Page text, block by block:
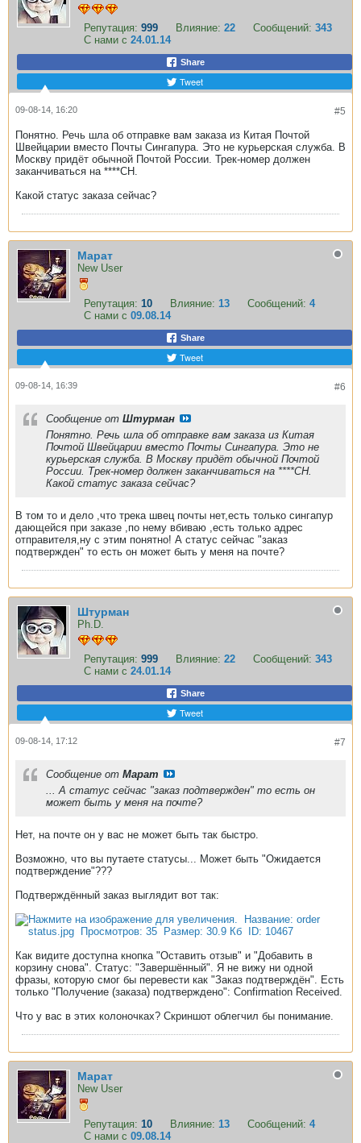
Репутация: 999 Влияние: 22 Сообщений: 343
С нами с 24.01.14
Share
Tweet
#5
09-08-14, 16:20
Понятно. Речь шла об отправке вам заказа из Китая Почтой
Швейцарии вместо Почты Сингапура. Это не курьерская служба. В
Москву придёт обычной Почтой России. Трек-номер должен
заканчиваться на ****CH.
Какой статус заказа сейчас?
Марат
New User
Репутация: 10 Влияние: 13 Сообщений: 4
С нами с 09.08.14
Share
Tweet
#6
09-08-14, 16:39
Сообщение от Штурман
Понятно. Речь шла об отправке вам заказа из Китая
Почтой Швейцарии вместо Почты Сингапура. Это не
курьерская служба. В Москву придёт обычной Почтой
России. Трек-номер должен заканчиваться на ****CH.
Какой статус заказа сейчас?
В том то и дело ,что трека швец почты нет,есть только сингапур
дающейся при заказе ,по нему вбиваю ,есть только адрес
отправителя,ну с этим понятно! А статус сейчас "заказ
подтвержден" то есть он может быть у меня на почте?
Штурман
Ph.D.
Репутация: 999 Влияние: 22 Сообщений: 343
С нами с 24.01.14
Share
Tweet
#7
09-08-14, 17:12
Сообщение от Марат
... А статус сейчас "заказ подтвержден" то есть он
может быть у меня на почте?
Нет, на почте он у вас не может быть так быстро.
Возможно, что вы путаете статусы... Может быть "Ожидается
подтверждение"???
Подтверждённый заказ выглядит вот так:
Как видите доступна кнопка "Оставить отзыв" и "Добавить в
корзину снова". Статус: "Завершённый". Я не вижу ни одной
фразы, которую смог бы перевести как "Заказ подтверждён". Есть
только "Получение (заказа) подтверждено": Confirmation Received.
Что у вас в этих колоночках? Скриншот облегчил бы понимание.
Марат
New User
Репутация: 10 Влияние: 13 Сообщений: 4
С нами с 09.08.14